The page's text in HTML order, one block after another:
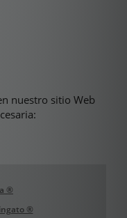
nuestro sitio Web
®
®